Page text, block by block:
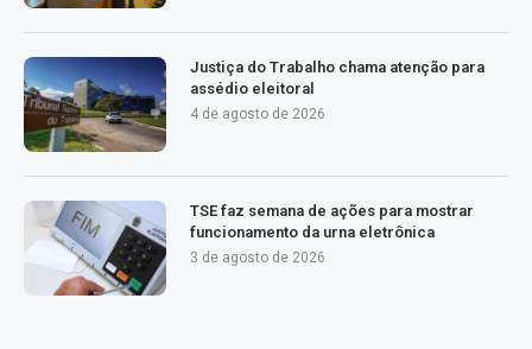
Justiça do Trabalho chama atenção para
assédio eleitoral
4 de agosto de 2026
TSE faz semana de ações para mostrar
funcionamento da urna eletrônica
3 de agosto de 2026